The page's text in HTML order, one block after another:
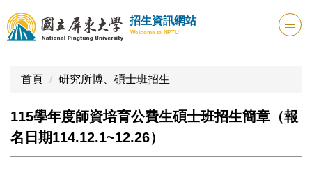
跳
到
主
區
招生資訊網站
Welcome to NPTU
首頁 研究所博、碩士班招生
115學年度師資培育公費生碩士班招生簡章（報
名日期114.12.1~12.26）